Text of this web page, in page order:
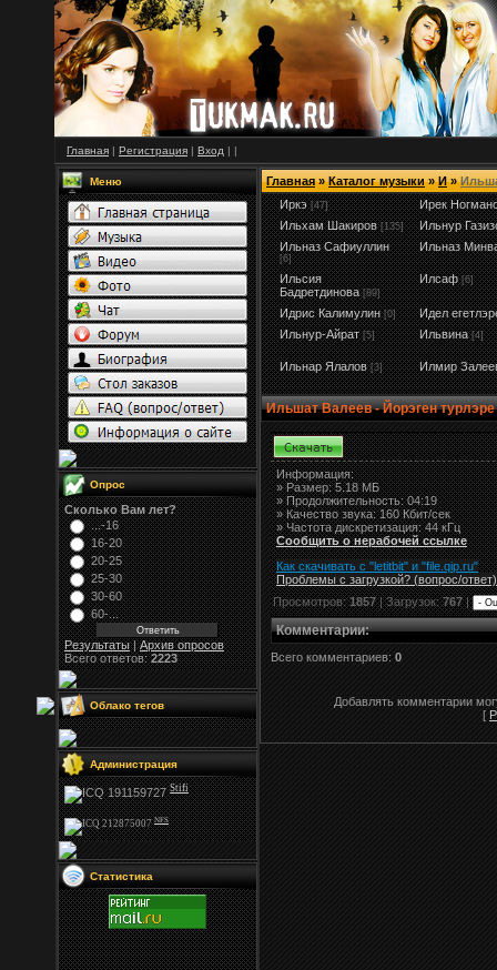
Главная | Регистрация | Вход | |
Меню
Опрос
Сколько Вам лет?
...-16
16-20
20-25
25-30
30-60
60-...
Результаты|Архив опросов
Всего ответов:2223
Облако тегов
Администрация
Stifi
NFS
Статистика
Главная»Каталог музыки»И»
Иркэ [47]
Ирек
Ильхам Шакиров [135]
Ильнур
Ильназ Сафиуллин
[6]
Ильназ
Ильсия
Бадретдинова [89]
Илсаф [6]
Идрис Калимулин [0]
Идел
Ильнур-Айрат [5] Ильвина [4]
Ильнар Ялалов [3] Илмир
Ильшат Валеев - Йорэген турлэре
Информация:
»Размер:5.18 МБ
» Продолжительность: 04:19
» Качество звука: 160 Кбит/сек
» Частота дискретизация: 44 кГц
Сообщить о нерабочей ссылке
Как скачивать с "letitbit" и "file.qip.ru"
Проблемы с загрузкой? (вопрос/ответ)
Просмотров:1857| Загрузок:767|
Комментарии:
Всего комментариев: 0
Добавлять комментарии
[